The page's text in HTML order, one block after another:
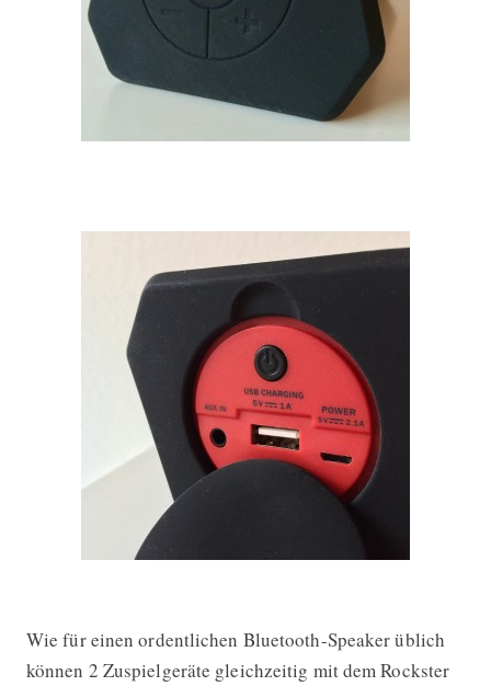
Wie für einen ordentlichen Bluetooth-Speaker üblich
können 2 Zuspielgeräte gleichzeitig mit dem Rockster